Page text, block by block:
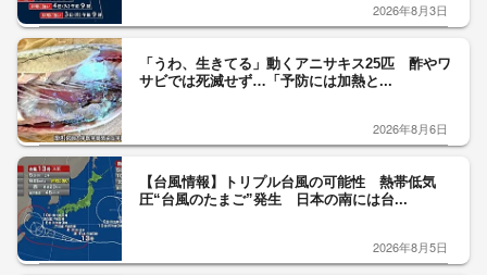
2026年8月3日
「うわ、生きてる」動くアニサキス25匹 酢やワ
サビでは死滅せず…「予防には加熱と...
2026年8月6日
【台風情報】トリプル台風の可能性 熱帯低気
圧“台風のたまご”発生 日本の南には台...
2026年8月5日